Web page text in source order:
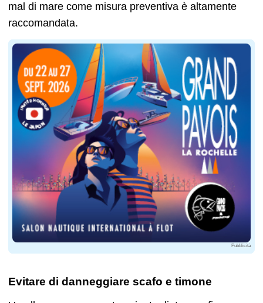
mal di mare come misura preventiva è altamente
raccomandata.
Pubblicità
Evitare di danneggiare scafo e timone